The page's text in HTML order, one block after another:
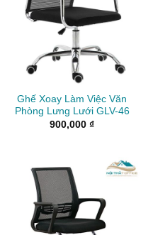
Ghế Xoay Làm Việc Văn
Phòng Lưng Lưới GLV-46
900,000 ₫